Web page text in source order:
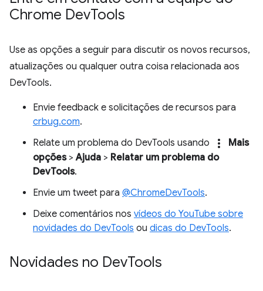
Chrome DevTools
Use as opções a seguir para discutir os novos recursos,
atualizações ou qualquer outra coisa relacionada aos
DevTools.
Envie feedback e solicitações de recursos para
crbug.com.
Relate um problema do DevTools usando
more_vert
Mais
opções>Ajuda > Relatar um problema do
DevTools.
Envie um tweet para @ChromeDevTools.
Deixe comentários nos vídeos do YouTube sobre
novidades do DevTools ou dicas do DevTools.
Novidades no DevTools